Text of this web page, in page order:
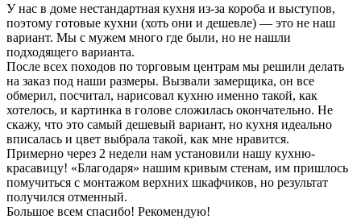
У нас в доме нестандартная кухня из-за короба и выступов,
поэтому готовые кухни (хоть они и дешевле) — это не наш
вариант. Мы с мужем много где были, но не нашли
подходящего варианта.
После всех походов по торговым центрам мы решили делать
на заказ под наши размеры. Вызвали замерщика, он все
обмерил, посчитал, нарисовал кухню именно такой, как
хотелось, и картинка в голове сложилась окончательно. Не
скажу, что это самый дешевый вариант, но кухня идеально
вписалась и цвет выбрала такой, как мне нравится.
Примерно через 2 недели нам установили нашу кухню-
красавицу! «Благодаря» нашим кривым стенам, им пришлось
помучиться с монтажом верхних шкафчиков, но результат
получился отменный.
Большое всем спасибо! Рекомендую!